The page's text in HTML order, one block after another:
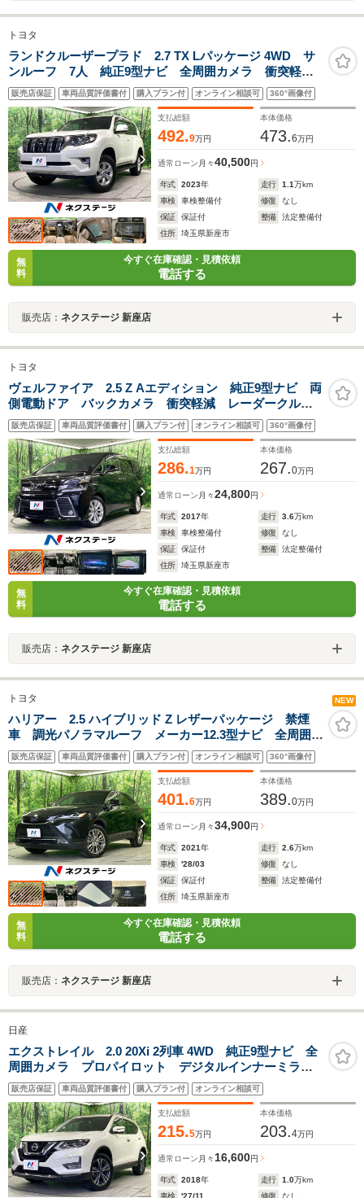
トヨタ
ランドクルーザープラド 2.7 TX Lパッケージ 4WD サ
ンルーフ 7人 純正9型ナビ 全周囲カメラ 衝突軽
減 BSM レーダークルーズ 禁煙車 ベージュレザ
ー シートベンチレーション クリアランスソナー
LEDヘッドライト ルーフレール ETC2.0
販売店保証 車両品質評価書付 購入プラン付 オンライン相談可 360°画像付
支払総額
492.9万円
本体価格
473.6万円
通常ローン 月々40,500円
年式 2023年 走行 1.1万km
車検
車検整備付 修復
なし
保証
保証付 整備
法定整備付
住所
埼玉県新座市
無
料
今すぐ在庫確認・見積依頼
電話する
販売店： ネクステージ 新座店
トヨタ
ヴェルファイア 2.5 Z Aエディション 純正9型ナビ 両
側電動ドア バックカメラ 衝突軽減 レーダークルー
ズ 禁煙車 クリアランスソナー LEDヘッドライト
ETC2.0 純正18インチアルミ オートライト デュアル
エアコン リアエアコン
販売店保証 車両品質評価書付 購入プラン付 オンライン相談可 360°画像付
支払総額
286.1万円
本体価格
267.0万円
通常ローン 月々24,800円
年式 2017年 走行 3.6万km
車検
車検整備付 修復
なし
保証
保証付 整備
法定整備付
住所
埼玉県新座市
無
料
今すぐ在庫確認・見積依頼
電話する
販売店： ネクステージ 新座店
トヨタ NEW
ハリアー 2.5 ハイブリッド Z レザーパッケージ 禁煙
車 調光パノラマルーフ メーカー12.3型ナビ 全周囲カ
メラ JBLサウンド 黒革シート パワーシート シート
ヒーター ベンチレーション パワーバックドア LED
ヘッドランプ 純正19インチアルミ
販売店保証 車両品質評価書付 購入プラン付 オンライン相談可 360°画像付
支払総額
401.6万円
本体価格
389.0万円
通常ローン 月々34,900円
年式 2021年 走行 2.6万km
車検
'28/03 修復
なし
保証
保証付 整備
法定整備付
住所
埼玉県新座市
無
料
今すぐ在庫確認・見積依頼
電話する
販売店： ネクステージ 新座店
日産
エクストレイル 2.0 20Xi 2列車 4WD 純正9型ナビ 全
周囲カメラ プロパイロット デジタルインナーミラ
ー BSM 禁煙車 電動リアゲート クリアランスソナ
ー スマートキー LEDヘッドライト ルーフレール
ビルトインETC
販売店保証 車両品質評価書付 購入プラン付 オンライン相談可
支払総額
215.5万円
本体価格
203.4万円
通常ローン 月々16,600円
年式 2018年 走行 1.0万km